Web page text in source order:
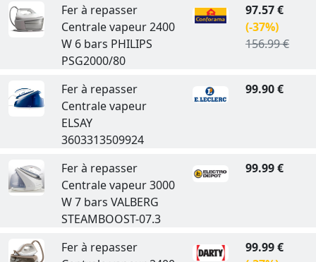
Fer à repasser
Centrale vapeur 2400
W 6 bars PHILIPS
PSG2000/80
97.57 €
(-37%)
156.99 €
Fer à repasser
Centrale vapeur
ELSAY
3603313509924
99.90 €
Fer à repasser
Centrale vapeur 3000
W 7 bars VALBERG
STEAMBOOST-07.3
99.99 €
Fer à repasser
99.99 €